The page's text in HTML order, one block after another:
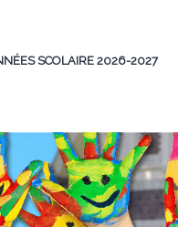
SCOLAIRE 2026-2027